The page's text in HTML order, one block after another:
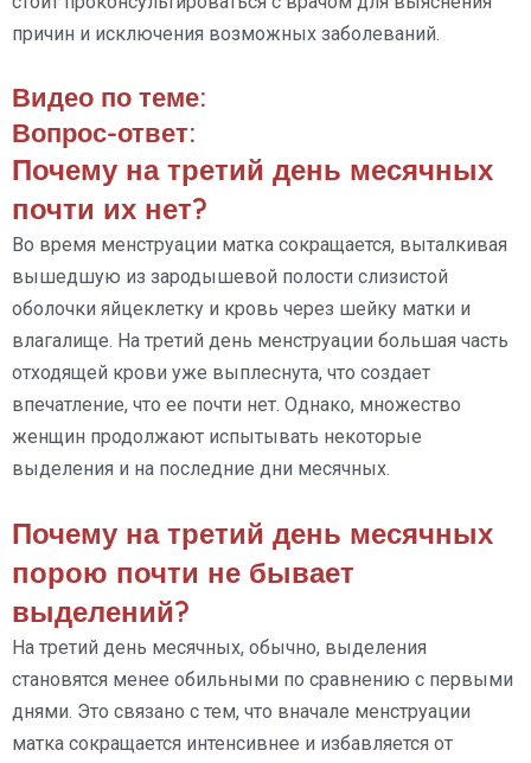
причин и исключения возможных заболеваний.
Видео по теме:
Вопрос-ответ:
Почему на третий день месячных
почти их нет?
Во время менструации матка сокращается, выталкивая
вышедшую из зародышевой полости слизистой
оболочки яйцеклетку и кровь через шейку матки и
влагалище. На третий день менструации большая часть
отходящей крови уже выплеснута, что создает
впечатление, что ее почти нет. Однако, множество
женщин продолжают испытывать некоторые
выделения и на последние дни месячных.
Почему на третий день месячных
порою почти не бывает
выделений?
На третий день месячных, обычно, выделения
становятся менее обильными по сравнению с первыми
днями. Это связано с тем, что вначале менструации
матка сокращается интенсивнее и избавляется от